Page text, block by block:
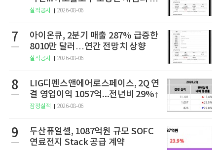
구
실적공시 2026-08-06
7
아이온큐, 2분기 매출 287% 급증한
8010만 달러…연간 전망치 상향
실적공시 2026-08-06
8
LIG디펜스앤에어로스페이스, 2Q 연
결 영업이익 1057억...전년비 29%↑
잠정실적 2026-08-06
9
두산퓨얼셀, 1087억원 규모 SOFC
연료전지 Stack 공급 계약